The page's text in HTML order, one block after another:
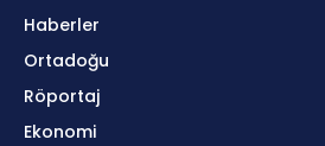
Haberler
Ortadoğu
Röportaj
Ekonomi